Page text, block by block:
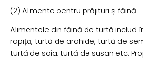
(2) Alimente pentru prăjituri și făină
Alimentele din făină de turtă includ
rapiță, turtă de arahide, turtă de
turtă de soia, turtă de susan etc.